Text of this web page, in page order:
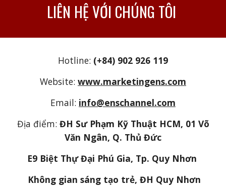
LIÊN HỆ VỚI CHÚNG TÔI
Hotline: (+84) 902 926 119
Website: www.marketingens.com
Email: info@enschannel.com
Địa điểm: ĐH Sư Phạm Kỹ Thuật HCM, 01 Võ
Văn Ngân, Q. Thủ Đức
E9 Biệt Thự Đại Phú Gia, Tp. Quy Nhơn
Không gian sáng tạo trẻ, ĐH Quy Nhơn